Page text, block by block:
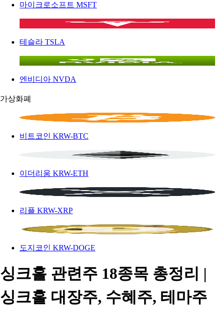
마이크로소프트 MSFT
테슬라 TSLA
엔비디아 NVDA
가상화폐
비트코인 KRW-BTC
이더리움 KRW-ETH
리플 KRW-XRP
도지코인 KRW-DOGE
싱크홀 관련주 18종목 총정리 |
싱크홀 대장주, 수혜주, 테마주